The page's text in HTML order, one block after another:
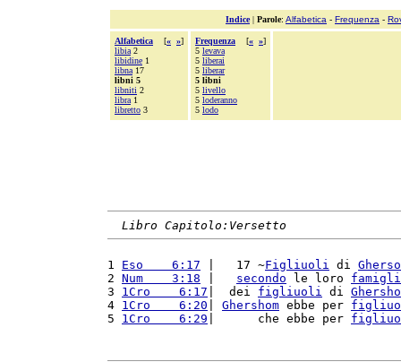
Indice| Parole: Alfabetica - Frequenza -
Alfabetica [« »]
libia 2
libidine 1
libna 17
libni 5
libniti 2
libra 1
libretto 3
Frequenza [« »]
5 levava
5 liberai
5 liberar
5 libni
5 livello
5 loderanno
5 lodo
Libro Capitolo:Versetto
1 Eso    6:17 |   17 ~Figliuoli di
2 Num    3:18 secondo le loro
3 1Cro    6:17 |  dei figliuoli di
4 1Cro    6:20 Ghershom ebbe per
5 1Cro    6:29 |      che ebbe per